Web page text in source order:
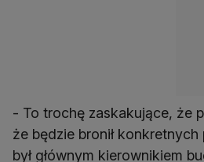
- To trochę zaskakujące, że
że będzie bronił
był głównym kierownikiem